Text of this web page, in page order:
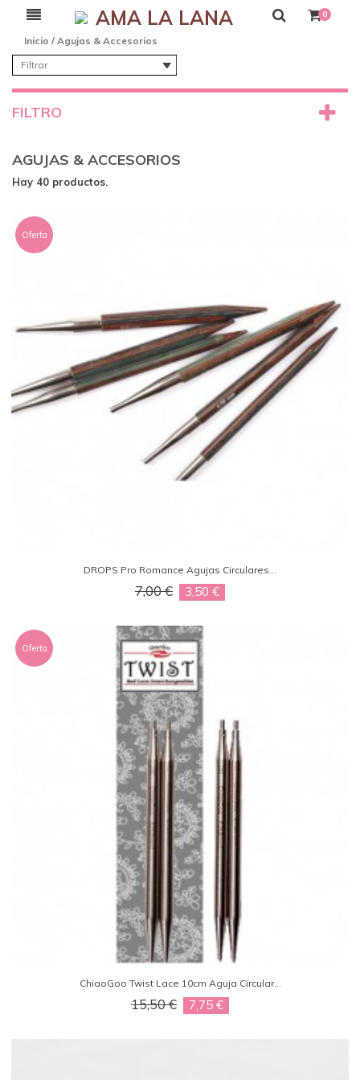
AMA LA LANA 0
Inicio / Agujas & Accesorios
Filtrar
FILTRO
AGUJAS & ACCESORIOS
Hay 40 productos.
Oferta
DROPS Pro Romance Agujas Circulares...
7,00 € 3,50 €
Oferta
ChiaoGoo Twist Lace 10cm Aguja Circular...
15,50 € 7,75 €